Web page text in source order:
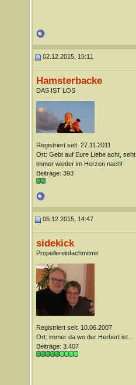
02.12.2015, 15:11
Hamsterbacke
DAS IST LOS
Registriert seit: 27.11.2011
Ort: Gebt auf Eure Liebe acht, seht
immer wieder im Herzen nach!
Beiträge: 393
05.12.2015, 14:47
sidekick
Propellereinfachmitmir
Registriert seit: 10.06.2007
Ort: immer da wo der Herbert ist...
Beiträge: 3.407